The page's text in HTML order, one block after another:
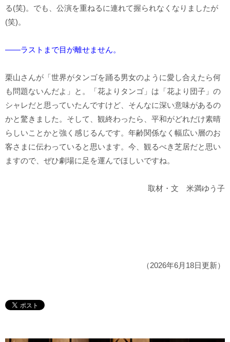
る(笑)。でも、公演を重ねるに連れて握られなくなりましたが
(笑)。
――ラストまで目が離せません。
栗山さんが「世界がタンゴを踊る男女のように愛し合えたら何
も問題ないんだよ」と。「花よりタンゴ」は「花より団子」の
シャレだと思っていたんですけど、そんなに深い意味があるの
かと驚きました。そして、観終わったら、平和がどれだけ素晴
らしいことかと強く感じるんです。年齢関係なく幅広い層のお
客さまに伝わっていると思います。今、観るべき芝居だと思い
ますので、ぜひ劇場に足を運んでほしいですね。
取材・文 米満ゆう子
（2026年6月18日更新）